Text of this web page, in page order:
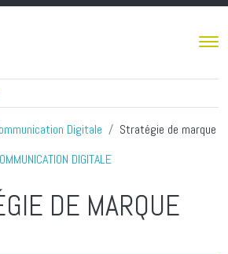
Aller au contenu principal
Digitale
Stratégie de marque
DIGITALE
DE MARQUE